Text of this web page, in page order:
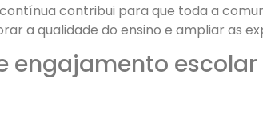
contribui para que toda a
a qualidade do ensino e ampliar as
engajamento escolar